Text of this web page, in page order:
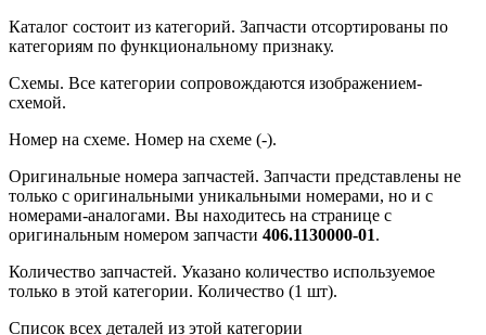
Каталог состоит из категорий. Запчасти отсортированы по
категориям по функциональному признаку.
Схемы. Все категории сопровождаются изображением-
схемой.
Номер на схеме. Номер на схеме (-).
Оригинальные номера запчастей. Запчасти представлены не
только с оригинальными уникальными номерами, но и с
номерами-аналогами. Вы находитесь на странице с
оригинальным номером запчасти 406.1130000-01.
Количество запчастей. Указано количество используемое
только в этой категории. Количество (1 шт).
Список всех деталей из этой категории